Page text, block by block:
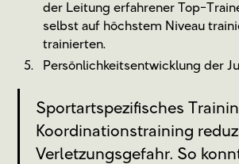
der Leitung erfahrener Top-
selbst auf höchstem Niveau
trainierten.
Persönlichkeitsentwicklung der
Sportartspezifisches
Koordinationstraining
Verletzungsgefahr. So